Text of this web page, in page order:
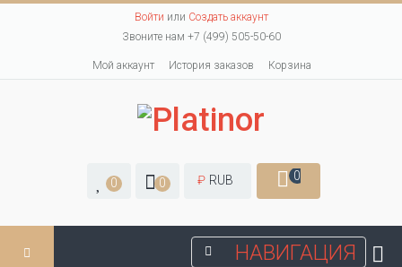
Войти или Создать аккаунт
Звоните нам +7 (499) 505-50-60
Мой аккаунт История заказов Корзина
0 0 ₽ RUB 0
НАВИГАЦИЯ